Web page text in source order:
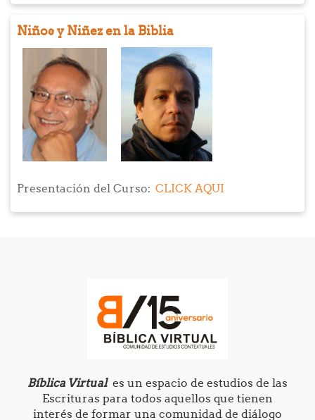
Visión Mundial y Bíblica Virtual. Más específicamente,
se trata de una espiritualidad que ha de privilegiar la
espiritualidad cristiana y la educación en sentido
amplio, es decir al proceso de aprendizaje de la
condición humana como el bien público de la política y
como el sentido de dignidad de la acción
socioeducativa institucional.
Niños y Niñez en la Biblia
Presentación del Curso: CLICK AQUI
Bíblica Virtual es un espacio de estudios de las
Escrituras para todos aquellos que tienen
interés de formar una comunidad de diálogo